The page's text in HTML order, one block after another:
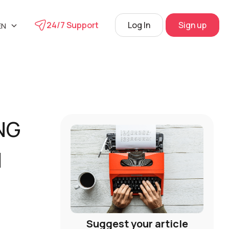
24/7 Support Log In Sign up
Suggest your article